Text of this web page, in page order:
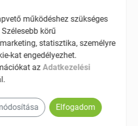
működéshez szükséges
körű
statisztika, személyre
kat engedélyezhet.
azAdatkezelési
Elfogadom